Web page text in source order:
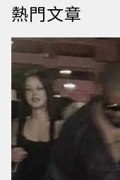
熱門文章